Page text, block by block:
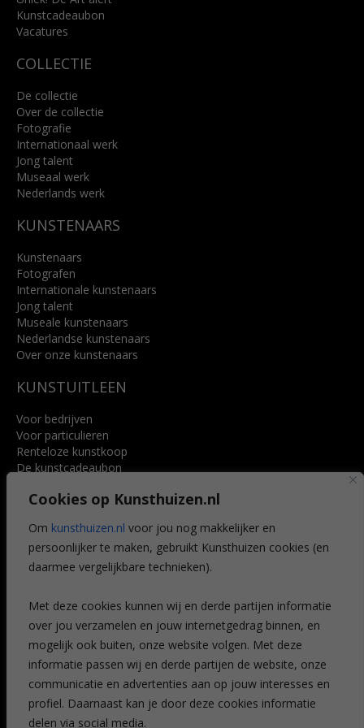
Cookies op Kunsthuizen.nl
Om kunsthuizen.nl voor jou nog makkelijker en
persoonlijker te maken, gebruikt Kunsthuizen cookies (en
daarmee vergelijkbare technieken).
Met deze cookies kunnen wij en derde partijen informatie
over jou verzamelen en jouw internetgedrag binnen, en
mogelijk ook buiten, onze website volgen. Met deze
informatie passen wij en derde partijen de website, onze
communicatie en advertenties aan op jouw interesses en
profiel. Daarnaast kan je door deze cookies informatie
delen via social media.
Lees meer
Kunstcadeaubon
Vacatures
COLLECTIE
De collectie
Over de collectie
Fotografie
Internationaal werk
Jong talent
Museaal werk
Nederlands werk
KUNSTENAARS
Kunstenaars
Fotografen
Internationale kunstenaars
Jong talent
Museale kunstenaars
Nederlandse kunstenaars
Over onze kunstenaars
KUNSTUITLEEN
Voor bedrijven
Voor particulieren
Renteloze kunstkoop
De kunstcadeaubon
Voordelen
Veelgestelde vragen
CONTACT
Leiden
Amsterdam
Breda
Favorieten
Mijn art alert